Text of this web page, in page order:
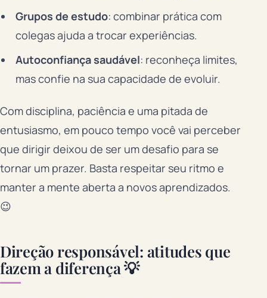
Grupos de estudo: combinar prática com
colegas ajuda a trocar experiências.
Autoconfiança saudável: reconheça limites,
mas confie na sua capacidade de evoluir.
Com disciplina, paciência e uma pitada de
entusiasmo, em pouco tempo você vai perceber
que dirigir deixou de ser um desafio para se
tornar um prazer. Basta respeitar seu ritmo e
manter a mente aberta a novos aprendizados.
😉
Direção responsável: atitudes que
fazem a diferença 💡